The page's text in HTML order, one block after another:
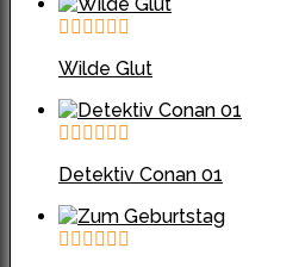
Wilde Glut
Detektiv Conan 01